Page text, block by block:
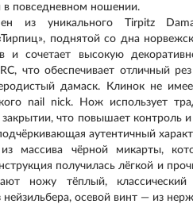
в повседневном ношении.
из уникального Tirpitz
поднятой со дна
и сочетает высокую
что обеспечивает отличный
дамаск. Клинок не
nail nick. Нож использует
что повышает контроль
аутентичный
из массива чёрной микарты,
получилась лёгкой и
ножу тёплый,
осевой винт — из